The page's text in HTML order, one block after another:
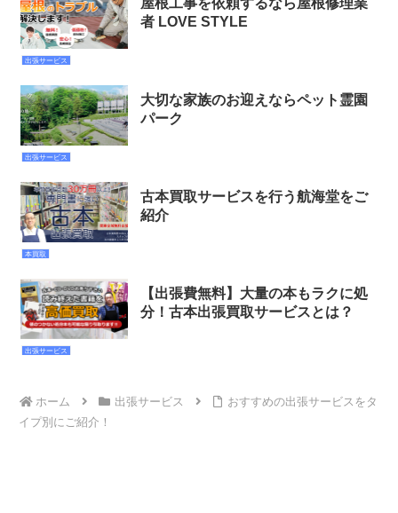
出張サービス
屋根工事を依頼するなら屋根修理業
者 LOVE STYLE
出張サービス
大切な家族のお迎えならペット霊園
パーク
本買取
古本買取サービスを行う航海堂をご
紹介
出張サービス
【出張費無料】大量の本もラクに処
分！古本出張買取サービスとは？
ホーム 出張サービス
おすすめの出張サービスをタ
イプ別にご紹介！